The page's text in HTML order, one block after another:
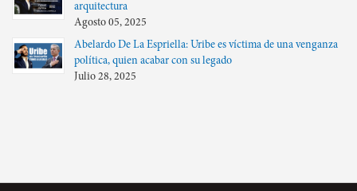
arquitectura
Agosto 05, 2025
Abelardo De La Espriella: Uribe es víctima de una venganza
política, quien acabar con su legado
Julio 28, 2025